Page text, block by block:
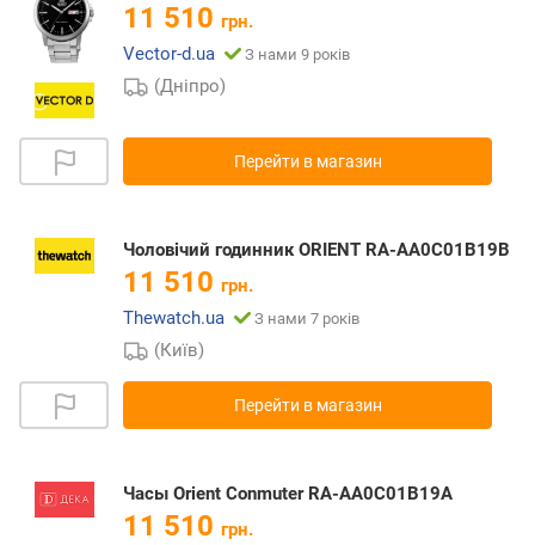
11 510 грн.
Vector-d.ua
З нами 9 років
(Дніпро)
Перейти в магазин
Чоловічий годинник ORIENT RA-AA0C01B19B
11 510 грн.
Thewatch.ua
З нами 7 років
(Київ)
Перейти в магазин
Часы Orient Conmuter RA-AA0C01B19A
11 510 грн.